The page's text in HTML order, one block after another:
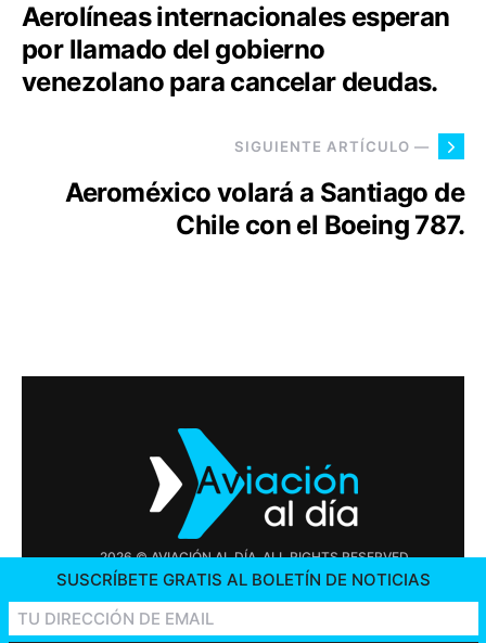
Aerolíneas internacionales esperan
por llamado del gobierno
venezolano para cancelar deudas.
SIGUIENTE ARTÍCULO —
Aeroméxico volará a Santiago de
Chile con el Boeing 787.
2026 © AVIACIÓN AL DÍA. ALL RIGHTS RESERVED
OFERTAS DE TRABAJO
SUSCRÍBETE GRATIS AL BOLETÍN DE NOTICIAS